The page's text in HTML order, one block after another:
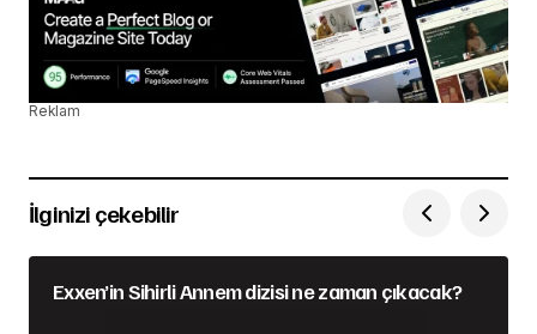
Reklam
İlginizi çekebilir
Exxen’in Sihirli Annem dizisi ne zaman çıkacak?